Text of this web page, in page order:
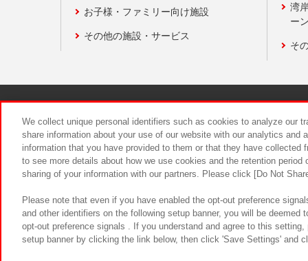
お子様・ファミリー向け施設
その他の施設・サービス
湾
ー
そ
食品のご
We collect unique personal identifiers such as cookies to analyze our
share information about your use of our website with our analytics and
information that you have provided to them or that they have
to see more details about how we use cookies and the retention
sharing of your information with our partners. Please click [Do Not
Please note that even if you have enabled the opt-out preference
and other identifiers on the following setup banner, you will be
opt-out preference signals . If you understand and agree to this
setup banner by clicking the link below, then click 'Save Settings' and